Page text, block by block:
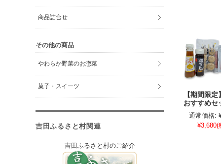
【期間限
おすすめセ
通常価格:
¥3,680(
商品詰合せ
その他の商品
やわらか野菜のお惣菜
菓子・スイーツ
吉田ふるさと村関連
吉田ふるさと村のご紹介